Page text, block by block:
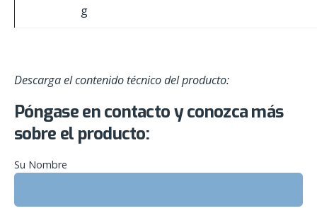
g
Descarga el contenido técnico del producto:
Póngase en contacto y conozca más
sobre el producto:
Su Nombre